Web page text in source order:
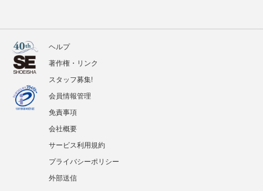
ヘルプ
著作権・リンク
スタッフ募集!
会員情報管理
免責事項
会社概要
サービス利用規約
プライバシーポリシー
外部送信